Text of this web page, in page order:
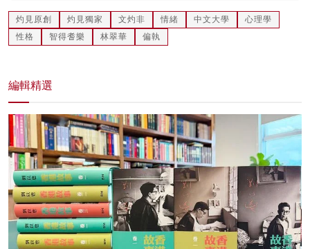
灼見原創 灼見獨家 文灼非 情緒 中文大學
心理學
性格
智得耆樂 林翠華 偏執
編輯精選